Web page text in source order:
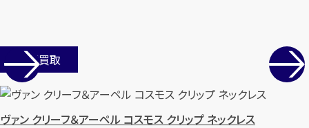
店舗買取
ヴァン クリーフ＆アーペル コスモス クリップ ネックレス